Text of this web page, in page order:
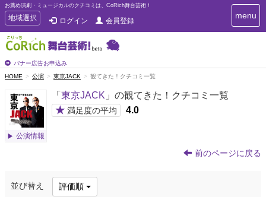
お薦め演劇・ミュージカルのクチコミは、CoRich舞台芸術！
T
o
g
g
e
n
v
g
t
地域選択 ログイン 会員登録
バナー広告お申込み
T
o
t
menu
HOME 公演 東京JACK 観てきた！クチコミ一覧
公演情報
「 東京JACK 」の観てきた！クチコミ一覧
★ 満足度の平均 4.0
前のページに戻る
並び替え 評価順